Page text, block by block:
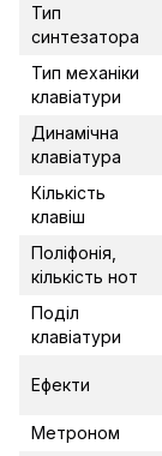
Тип
синтезатора
Тип механіки
клавіатури
Динамічна
клавіатура
Кількість
клавіш
Поліфонія,
кількість нот
Поділ
клавіатури
Ефекти
Метроном